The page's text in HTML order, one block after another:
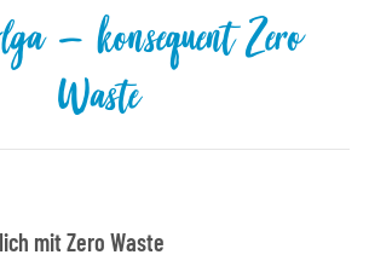
– konsequent Zero
Waste
mit Zero Waste